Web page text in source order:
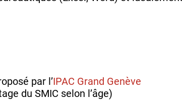
par l’IPAC Grand Genève
du SMIC selon l’âge)